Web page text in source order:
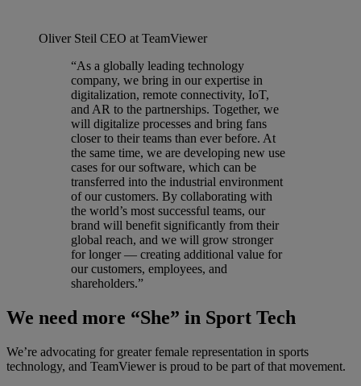
Oliver Steil CEO at TeamViewer
“As a globally leading technology
company, we bring in our expertise in
digitalization, remote connectivity, IoT,
and AR to the partnerships. Together, we
will digitalize processes and bring fans
closer to their teams than ever before. At
the same time, we are developing new use
cases for our software, which can be
transferred into the industrial environment
of our customers. By collaborating with
the world’s most successful teams, our
brand will benefit significantly from their
global reach, and we will grow stronger
for longer — creating additional value for
our customers, employees, and
shareholders.”
We need more “She” in Sport Tech
We’re advocating for greater female representation in sports
technology, and TeamViewer is proud to be part of that movement.